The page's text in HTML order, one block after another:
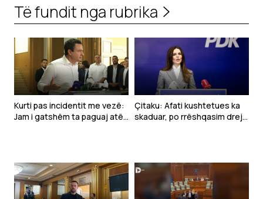
Të fundit nga rubrika
Kurti pas incidentit me vezë:
Jam i gatshëm ta paguaj atë
Çitaku: Afati kushtetues ka
skaduar, po rrëshqasim drejt